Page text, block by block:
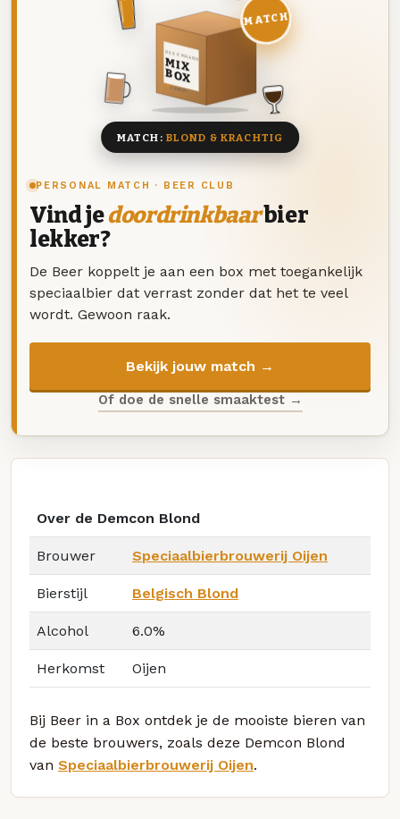
PERSONAL MATCH · BEER CLUB
Vind jedoordrinkbaarbier
lekker?
De Beer koppelt je aan een box met toegankelijk
speciaalbier dat verrast zonder dat het te veel
wordt. Gewoon raak.
Bekijk jouw match →
Of doe de snelle smaaktest →
DEZE MAAND
MIX
BOX
8 BIEREN
MATCH
MATCH: BLOND & KRACHTIG
Over de Demcon Blond
Brouwer Speciaalbierbrouwerij Oijen
Bierstijl Belgisch Blond
Alcohol 6.0%
Herkomst Oijen
Bij Beer in a Box ontdek je de mooiste bieren van
de beste brouwers, zoals deze Demcon Blond
van Speciaalbierbrouwerij Oijen.